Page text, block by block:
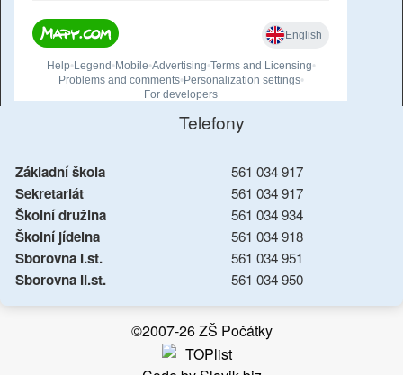
Telefony
Základní škola 561 034 917
Sekretariát 561 034 917
Školní družina 561 034 934
Školní jídelna 561 034 918
Sborovna I.st. 561 034 951
Sborovna II.st. 561 034 950
©2007-26 ZŠ Počátky